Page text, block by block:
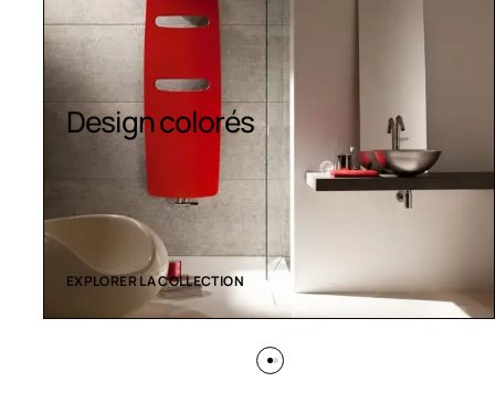
Sèche-serviettes
contemporains
EXPLORER LA COLLECTION